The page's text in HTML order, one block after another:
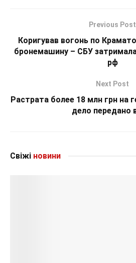
Previous Post
Коригував вогонь по
бронемашину – СБУ
рф
Next Post
Растрата более 18 млн грн на
дело передано
Свіжі новини